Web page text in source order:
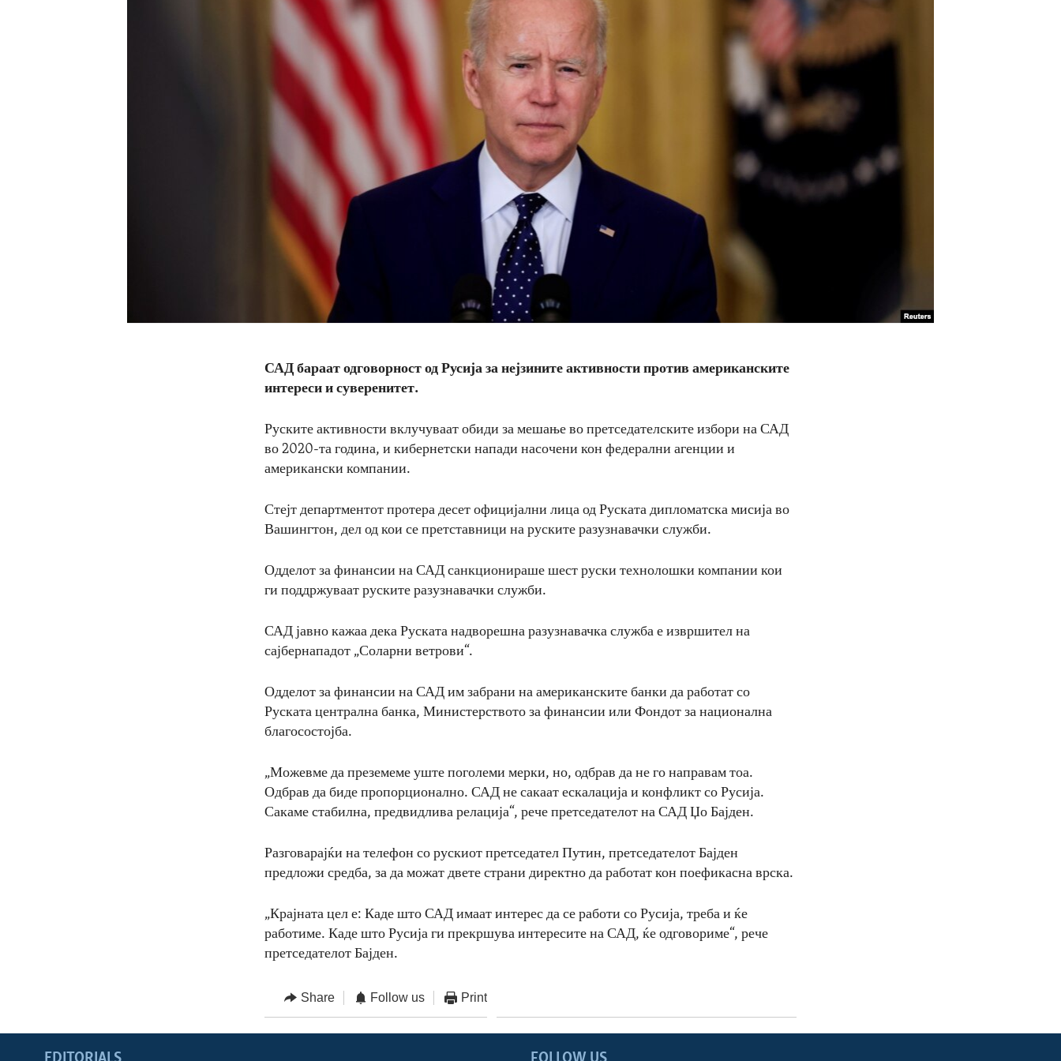
САД бараат одговорност од Русија за нејзините активности против американските
интереси и суверенитет.
Руските активности вклучуваат обиди за мешање во претседателските избори на САД
во 2020-та година, и кибернетски напади насочени кон федерални агенции и
американски компании.
Стејт департментот протера десет официјални лица од Руската дипломатска мисија во
Вашингтон, дел од кои се претставници на руските разузнавачки служби.
Одделот за финансии на САД санкционираше шест руски технолошки компании кои
ги поддржуваат руските разузнавачки служби.
САД јавно кажаа дека Руската надворешна разузнавачка служба е извршител на
сајбернападот „Соларни ветрови“.
Одделот за финансии на САД им забрани на американските банки да работат со
Руската централна банка, Министерството за финансии или Фондот за национална
благосостојба.
„Можевме да преземеме уште поголеми мерки, но, одбрав да не го направам тоа.
Одбрав да биде пропорционално. САД не сакаат ескалација и конфликт со Русија.
Сакаме стабилна, предвидлива релација“, рече претседателот на САД Џо Бајден.
Разговарајќи на телефон со рускиот претседател Путин, претседателот Бајден
предложи средба, за да можат двете страни директно да работат кон поефикасна врска.
„Крајната цел е: Каде што САД имаат интерес да се работи со Русија, треба и ќе
работиме. Каде што Русија ги прекршува интересите на САД, ќе одговориме“, рече
претседателот Бајден.
Share Follow us Print